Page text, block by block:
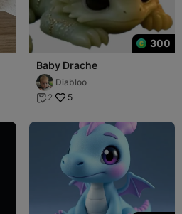
300
Baby Drache
Diabloo
 2 5